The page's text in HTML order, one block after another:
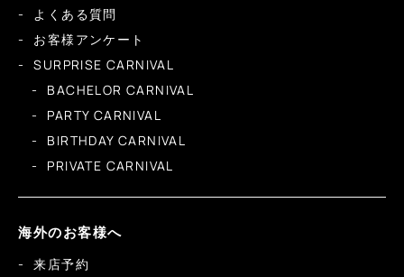
よくある質問
お客様アンケート
SURPRISE CARNIVAL
BACHELOR CARNIVAL
PARTY CARNIVAL
BIRTHDAY CARNIVAL
PRIVATE CARNIVAL
海外のお客様へ
来店予約